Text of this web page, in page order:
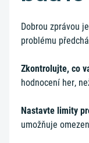
Dobrou zprávou
problému
Zkontrolujte, co
hodnocení her,
Nastavte limity
umožňuje